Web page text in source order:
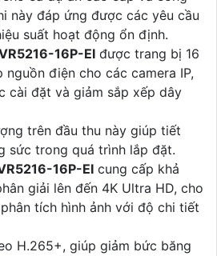
này đáp ứng được các yêu cầu
suất hoạt động ổn định.
16P-EI được trang bị 16
nguồn điện cho các camera IP,
cài đặt và giảm sắp xếp dây
trên đầu thu này giúp tiết
sức trong quá trình lắp đặt.
16P-EI cung cấp khả
giải lên đến 4K Ultra HD, cho
tích hình ảnh với độ chi tiết
H.265+, giúp giảm bức băng